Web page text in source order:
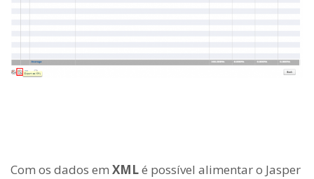
Com os dados em XMLé possível alimentar o Jasper